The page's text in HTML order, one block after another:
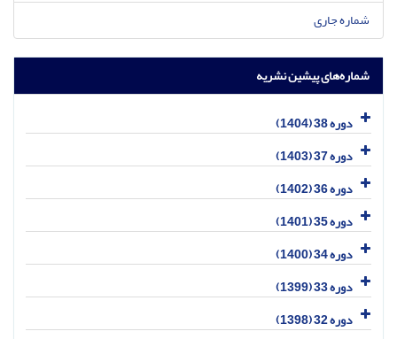
شماره جاری
شماره‌های پیشین نشریه
دوره 38 (1404)
دوره 37 (1403)
دوره 36 (1402)
دوره 35 (1401)
دوره 34 (1400)
دوره 33 (1399)
دوره 32 (1398)